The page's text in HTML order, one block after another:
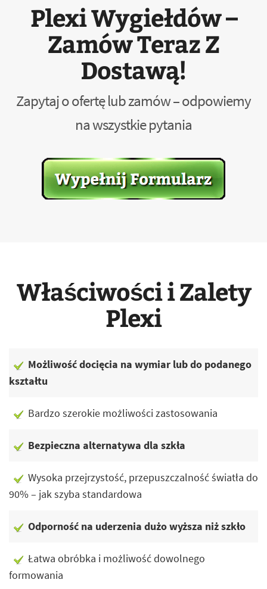
Plexi Wygiełdów –
Zamów Teraz Z
Dostawą!
Zapytaj o ofertę lub zamów – odpowiemy
na wszystkie pytania
Właściwości i Zalety
Plexi
Możliwość docięcia na wymiar lub do podanego
kształtu
Bardzo szerokie możliwości zastosowania
Bezpieczna alternatywa dla szkła
Wysoka przejrzystość, przepuszczalność światła do
90% – jak szyba standardowa
Odporność na uderzenia dużo wyższa niż szkło
Łatwa obróbka i możliwość dowolnego
formowania